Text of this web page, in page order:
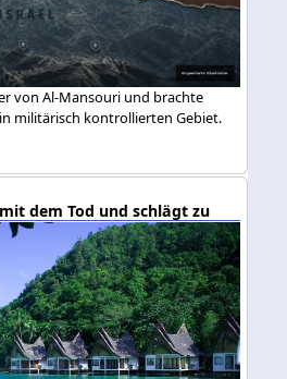
von Al-Mansouri und brachte
militärisch kontrollierten Gebiet.
dem Tod und schlägt zu